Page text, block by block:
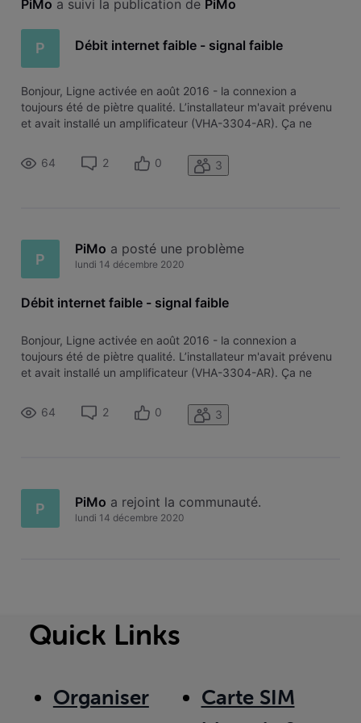
PiMo a suivi la publication de PiMo
P Débit internet faible - signal faible
Bonjour, Ligne activée en août 2016 - la connexion a
toujours été de piètre qualité. L’installateur m'avait prévenu
et avait installé un amplificateur (VHA-3304-AR). Ça ne
travaillant chez moi, mon employeur me met à disposition un
VPN pour accéder a
64 2 0 3
P
PiMo a posté une problème
lundi 14 décembre 2020
Débit internet faible - signal faible
Bonjour, Ligne activée en août 2016 - la connexion a
toujours été de piètre qualité. L’installateur m'avait prévenu
et avait installé un amplificateur (VHA-3304-AR). Ça ne
travaillant chez moi, mon employeur me met à disposition un
VPN pour accéder a
64 2 0 3
P PiMo a rejoint la communauté.
lundi 14 décembre 2020
Quick Links
Organiser
Carte SIM